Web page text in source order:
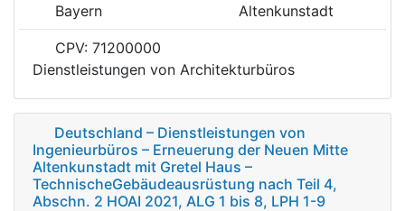
Bayern
Altenkunstadt
CPV: 71200000
Dienstleistungen von Architekturbüros
Deutschland – Dienstleistungen von
Ingenieurbüros – Erneuerung der Neuen Mitte
Altenkunstadt mit Gretel Haus –
TechnischeGebäudeausrüstung nach Teil 4,
Abschn. 2 HOAI 2021, ALG 1 bis 8, LPH 1-9